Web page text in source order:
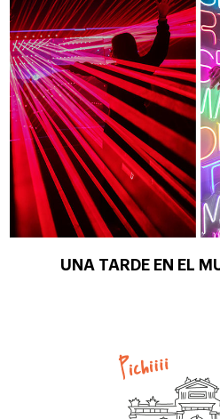
UNA TARDE EN EL